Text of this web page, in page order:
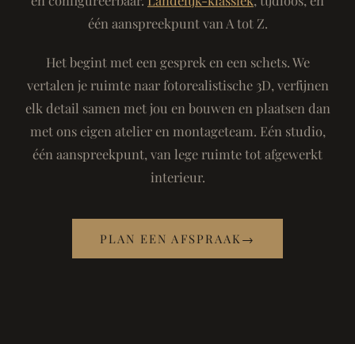
één aanspreekpunt van A tot Z.
Het begint met een gesprek en een schets. We
vertalen je ruimte naar fotorealistische 3D, verfijnen
elk detail samen met jou en bouwen en plaatsen dan
met ons eigen atelier en montageteam. Eén studio,
één aanspreekpunt, van lege ruimte tot afgewerkt
interieur.
PLAN EEN AFSPRAAK →